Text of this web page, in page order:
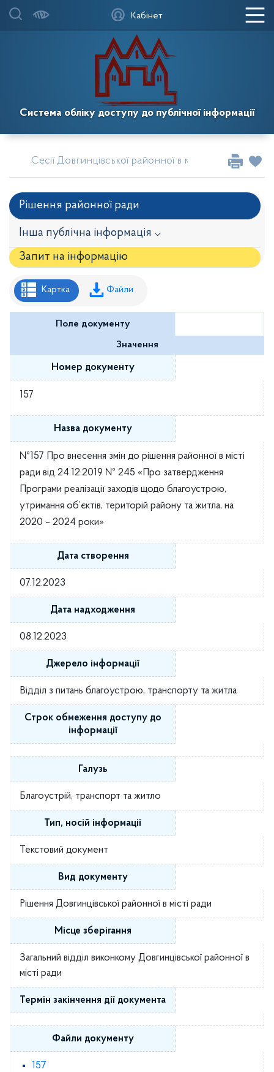
Система обліку доступу до публічної інформації
Кабінет
Сесії Довгинцівської районної в місті Кривому
Рішення районної ради
Інша публічна інформація ⌵
Запит на iнформацію
Рішення районної ради
Розпорядження районного голови
Регуляторні акти
Проекти рішень районної ради
Проєкти рішень виконавчого комітету
Картка Файли
Поле документу
Значення
Номер документу
157
Назва документу
№157 Про внесення змін до рішення районної в місті
ради від 24.12.2019 № 245 «Про затвердження
Програми реалізації заходів щодо благоустрою,
утримання об’єктів, територій району та житла, на
2020 – 2024 роки»
Дата створення
07.12.2023
Дата надходження
08.12.2023
Джерело інформації
Відділ з питань благоустрою, транспорту та житла
Строк обмеження доступу до
інформації
Галузь
Благоустрій, транспорт та житло
Тип, носій інформації
Текстовий документ
Вид документу
Рішення Довгинцівської районної в місті ради
Місце зберігання
Загальний відділ виконкому Довгинцівської районної в
місті ради
Термін закінчення дії документа
Файли документу
157